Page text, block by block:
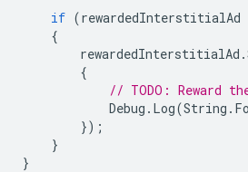
if (rewardedInterstitialAd
{
rewardedInterstitialAd .
{
// TODO: Reward
Debug . Log(String .
});
}
}